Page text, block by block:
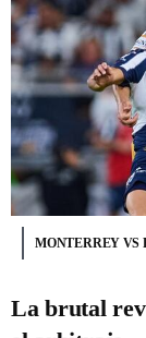
MONTERREY VS
La brutal